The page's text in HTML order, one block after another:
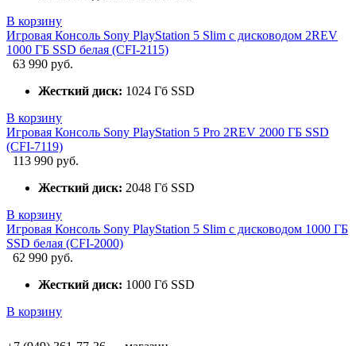
В корзину
Игровая Консоль Sony PlayStation 5 Slim с дисководом 2REV
1000 ГБ SSD белая (CFI-2115)
63 990 руб.
Жесткий диск: 1024 Гб SSD
В корзину
Игровая Консоль Sony PlayStation 5 Pro 2REV 2000 ГБ SSD
(CFI-7119)
113 990 руб.
Жесткий диск: 2048 Гб SSD
В корзину
Игровая Консоль Sony PlayStation 5 Slim с дисководом 1000 ГБ
SSD белая (CFI-2000)
62 990 руб.
Жесткий диск: 1000 Гб SSD
В корзину